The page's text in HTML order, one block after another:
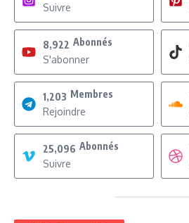
Suivre
8,922 Abonnés
S'abonner
1,203 Membres
Rejoindre
25,096 Abonnés
Suivre